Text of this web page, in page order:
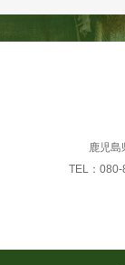
鹿児
TEL：